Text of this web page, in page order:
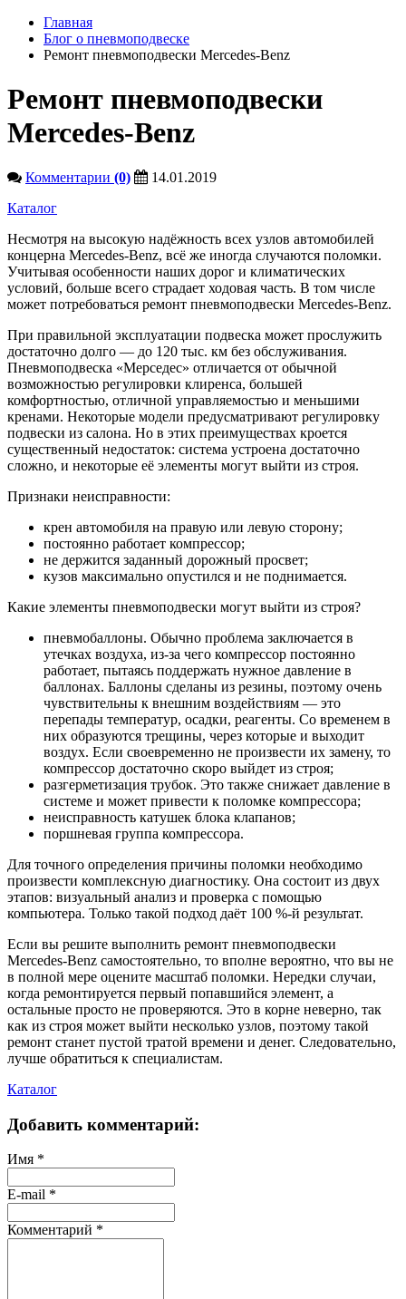
Главная
Блог о пневмоподвеске
Ремонт пневмоподвески Mercedes-Benz
Ремонт пневмоподвески
Mercedes-Benz
Комментарии (0)
14.01.2019
Каталог
Несмотря на высокую надёжность всех узлов автомобилей
концерна Mercedes-Benz, всё же иногда случаются поломки.
Учитывая особенности наших дорог и климатических
условий, больше всего страдает ходовая часть. В том числе
может потребоваться ремонт пневмоподвески Mercedes-Benz.
При правильной эксплуатации подвеска может прослужить
достаточно долго — до 120 тыс. км без обслуживания.
Пневмоподвеска «Мерседес» отличается от обычной
возможностью регулировки клиренса, большей
комфортностью, отличной управляемостью и меньшими
кренами. Некоторые модели предусматривают регулировку
подвески из салона. Но в этих преимуществах кроется
существенный недостаток: система устроена достаточно
сложно, и некоторые её элементы могут выйти из строя.
Признаки неисправности:
крен автомобиля на правую или левую сторону;
постоянно работает компрессор;
не держится заданный дорожный просвет;
кузов максимально опустился и не поднимается.
Какие элементы пневмоподвески могут выйти из строя?
пневмобаллоны. Обычно проблема заключается в
утечках воздуха, из-за чего компрессор постоянно
работает, пытаясь поддержать нужное давление в
баллонах. Баллоны сделаны из резины, поэтому очень
чувствительны к внешним воздействиям — это
перепады температур, осадки, реагенты. Со временем в
них образуются трещины, через которые и выходит
воздух. Если своевременно не произвести их замену, то
компрессор достаточно скоро выйдет из строя;
разгерметизация трубок. Это также снижает давление в
системе и может привести к поломке компрессора;
неисправность катушек блока клапанов;
поршневая группа компрессора.
Для точного определения причины поломки необходимо
произвести комплексную диагностику. Она состоит из двух
этапов: визуальный анализ и проверка с помощью
компьютера. Только такой подход даёт 100 %-й результат.
Если вы решите выполнить ремонт пневмоподвески
Mercedes-Benz самостоятельно, то вполне вероятно, что вы не
в полной мере оцените масштаб поломки. Нередки случаи,
когда ремонтируется первый попавшийся элемент, а
остальные просто не проверяются. Это в корне неверно, так
как из строя может выйти несколько узлов, поэтому такой
ремонт станет пустой тратой времени и денег. Следовательно,
лучше обратиться к специалистам.
Каталог
Добавить комментарий:
Имя *
E-mail *
Комментарий *